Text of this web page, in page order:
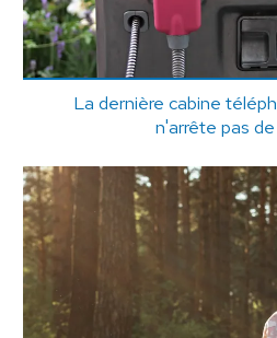
La dernière cabine
n'arrête pas